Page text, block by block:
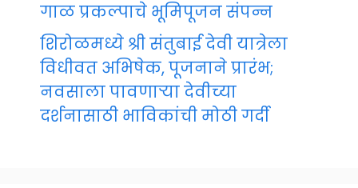
गाळ प्रकल्पाचे भूमिपूजन संपन्न
शिरोळमध्ये श्री संतुबाई देवी यात्रेला
विधीवत अभिषेक, पूजनाने प्रारंभ;
नवसाला पावणाऱ्या देवीच्या
दर्शनासाठी भाविकांची मोठी गर्दी